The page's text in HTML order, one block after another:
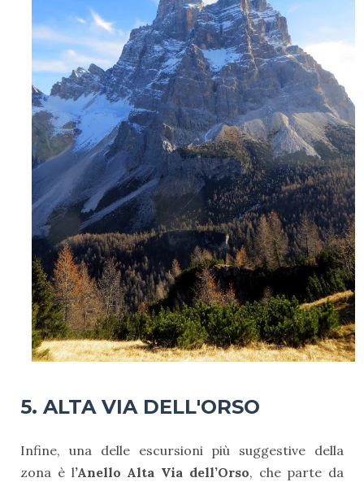
5. ALTA VIA DELL'ORSO
Infine, una delle escursioni più suggestive della
zona è l’Anello Alta Via dell’Orso, che parte da